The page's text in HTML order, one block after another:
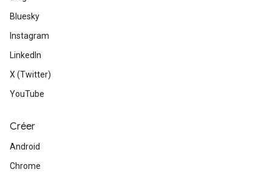
Bluesky
Instagram
LinkedIn
X (Twitter)
YouTube
Créer
Android
Chrome